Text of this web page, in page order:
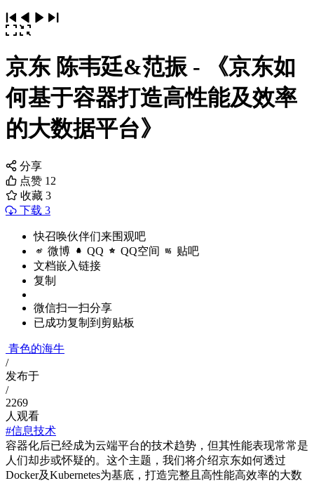
京东 陈韦廷&范振 - 《京东如
何基于容器打造高性能及效率
的大数据平台》
分享
点赞 12
收藏 3
下载 3
快召唤伙伴们来围观吧
微博 QQ QQ空间 贴吧
文档嵌入链接
复制
微信扫一扫分享
已成功复制到剪贴板
青色的海牛
/
发布于
/
2269
人观看
#信息技术
容器化后已经成为云端平台的技术趋势，但其性能表现常常是
人们却步或怀疑的。这个主题，我们将介绍京东如何透过
Docker及Kubernetes为基底，打造完整且高性能高效率的大数